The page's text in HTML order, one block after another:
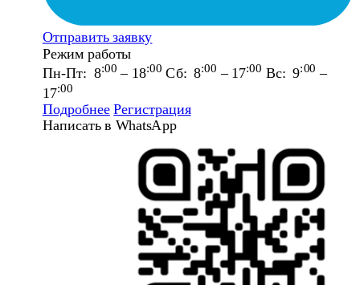
Отправить заявку
Режим работы
Пн-Пт: 8:00 – 18:00 Сб: 8:00 – 17:00 Вс: 9:00 –
17:00
Подробнее Регистрация
Написать в WhatsApp